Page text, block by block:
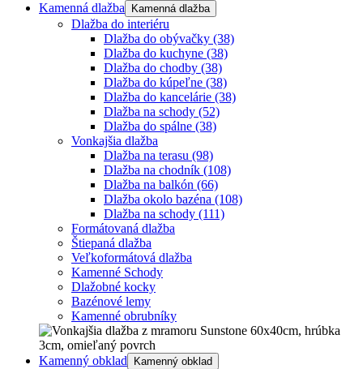
Kamenná dlažba
Kamenná dlažba
Dlažba do interiéru
Dlažba do obývačky (38)
Dlažba do kuchyne (38)
Dlažba do chodby (38)
Dlažba do kúpeľne (38)
Dlažba do kancelárie (38)
Dlažba na schody (52)
Dlažba do spálne (38)
Vonkajšia dlažba
Dlažba na terasu (98)
Dlažba na chodník (108)
Dlažba na balkón (66)
Dlažba okolo bazéna (108)
Dlažba na schody (111)
Formátovaná dlažba
Štiepaná dlažba
Veľkoformátová dlažba
Kamenné Schody
Dlažobné kocky
Bazénové lemy
Kamenné obrubníky
Kamenný obklad Kamenný obklad